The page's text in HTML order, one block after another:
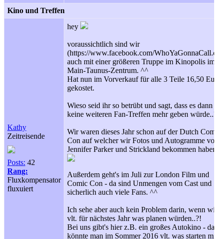
Kino und Treffen
Kathy
Zeitreisende
Posts: 42
Rang:
Fluxkompensator
fluxuiert
hey
voraussichtlich sind wir
(https://www.facebook.com/
auch mit einer größeren Truppe im Kinopolis im
Main-Taunus-Zentrum. ^^
Hat nun im Vorverkauf für alle 3 Teile 16,50
gekostet.
Wieso seid ihr so betrübt und sagt, dass es dann
keine weiteren Fan-Treffen mehr geben
Wir waren dieses Jahr schon auf der Dutch
Con auf welcher wir Fotos und Autogramme von
Jennifer Parker und Strickland bekommen haben.
Außerdem geht's im Juli zur London Film und
Comic Con - da sind Unmengen vom Cast und
sicherlich auch viele Fans. ^^
Ich sehe aber auch kein Problem darin, wenn wir
vlt. für nächstes Jahr was planen würden..?!
Bei uns gibt's hier z.B. ein großes Autokino - da
könnte man im Sommer 2016 vlt. was starten mit